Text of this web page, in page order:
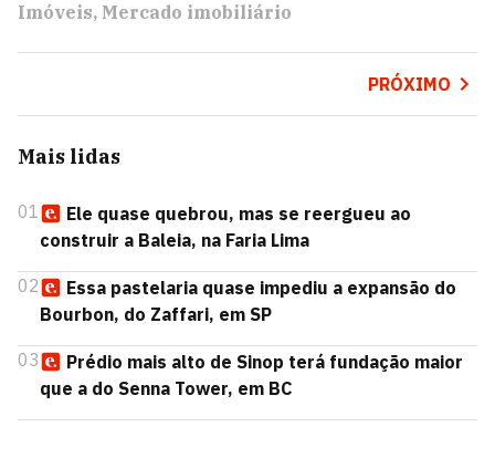
Imóveis Mercado imobiliário
PRÓXIMO
Mais lidas
01
Ele quase quebrou, mas se reergueu ao
construir a Baleia, na Faria Lima
02
Essa pastelaria quase impediu a expansão do
Bourbon, do Zaffari, em SP
03
Prédio mais alto de Sinop terá fundação maior
que a do Senna Tower, em BC